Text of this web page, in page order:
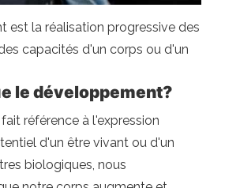
est la réalisation progressive des
capacités d'un corps ou d'un
le développement?
fait référence à l'expression
d'un être vivant ou d'un
biologiques, nous